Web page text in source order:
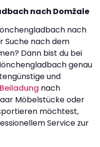
nach Domžale
nach
Suche nach dem
Dann bist du bei
genau
und
Beiladung nach
Möbelstücke oder
möchtest,
Service zur